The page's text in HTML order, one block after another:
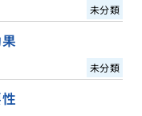
未分類
未分類